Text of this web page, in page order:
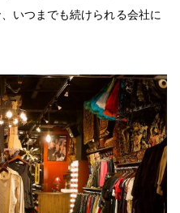
いつまでも続けられる会社に